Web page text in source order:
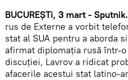
BUCUREŞTi, 3 mart - Sputnik.
rus de Externe a vorbit
stat al SUA pentru a aborda
afirmat diplomația rusă într-
discuției, Lavrov a ridicat
afacerile acestui stat latino-